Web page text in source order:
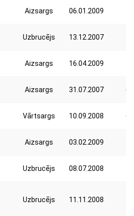
Aizsargs 06.01.2009
Uzbrucējs 13.12.2007
Aizsargs 16.04.2009
Aizsargs 31.07.2007
Vārtsargs 10.09.2008
Aizsargs 03.02.2009
Uzbrucējs 08.07.2008
Uzbrucējs 11.11.2008